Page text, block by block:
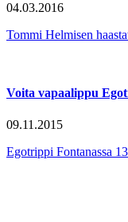
04.03.2016
Tommi Helmisen
Voita vapaalippu
09.11.2015
Egotrippi Fontanassa